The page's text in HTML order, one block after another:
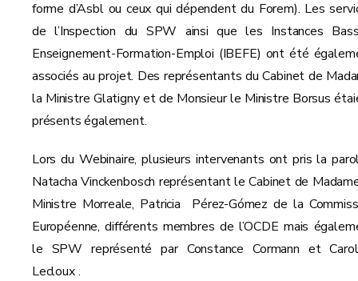
forme d’Asbl ou ceux qui dépendent du Forem). Les
de l’Inspection du SPW ainsi que les Instances
Enseignement-Formation-Emploi (IBEFE) ont été
associés au projet. Des représentants du Cabinet de
la Ministre Glatigny et de Monsieur le Ministre Borsus
présents également.
Lors du Webinaire, plusieurs intervenants ont pris la
Natacha Vinckenbosch représentant le Cabinet de
Ministre Morreale, Patricia Pérez-Gómez de la
Européenne, différents membres de l’OCDE mais
le SPW représenté par Constance Cormann et
Lecloux .